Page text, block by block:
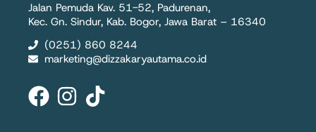
Jalan Pemuda Kav. 51-52, Padurenan,
Kec. Gn. Sindur, Kab. Bogor, Jawa Barat – 16340
(0251) 860 8244
marketing@dizzakaryautama.co.id